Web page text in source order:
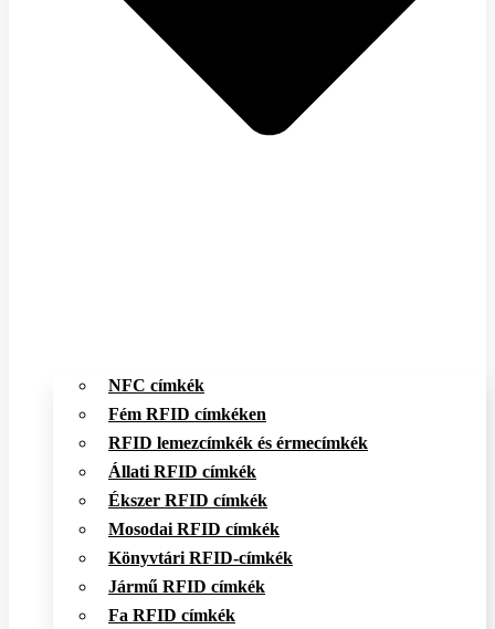
NFC címkék
Fém RFID címkéken
RFID lemezcímkék és érmecímkék
Állati RFID címkék
Ékszer RFID címkék
Mosodai RFID címkék
Könyvtári RFID-címkék
Jármű RFID címkék
Fa RFID címkék